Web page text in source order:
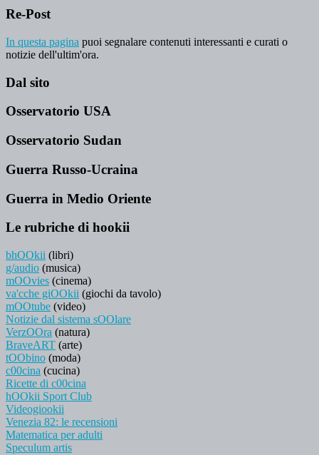
Re-Post
In questa pagina puoi segnalare contenuti interessanti e curati o
notizie dell'ultim'ora.
Dal sito
Osservatorio USA
Osservatorio Sudan
Guerra Russo-Ucraina
Guerra in Medio Oriente
Le rubriche di hookii
bhOOkii (libri)
g/audio (musica)
mOOvies (cinema)
va'cche giOOkii (giochi da tavolo)
mOOtube (video)
Notizie dal sistema sOOlare
VerzOOra (natura)
BraveART (arte)
tOObino (moda)
c00cina (cucina)
Ricette di c00cina
hOOkii Sport Club
Videogiookii
Venezia 82: le recensioni
Matematica per adulti
Speculum artis